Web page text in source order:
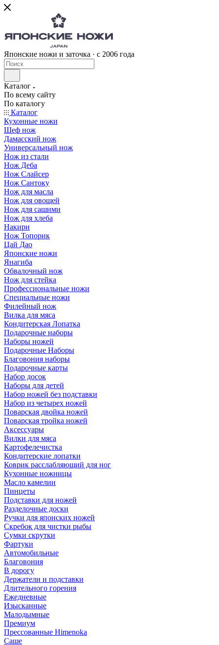
Японские ножи и заточка · с 2006 года
Каталог
По всему сайту
По каталогу
Каталог
Кухонные ножи
Шеф нож
Дамасский нож
Универсальный нож
Нож из стали
Нож Деба
Нож Слайсер
Нож Сантоку
Нож для масла
Нож для овощей
Нож для сашими
Нож для хлеба
Накири
Нож Топорик
Цай Дао
Японские ножи
Янагиба
Обвалочный нож
Нож для стейка
Профессиональные ножи
Специальные ножи
Филейный нож
Вилка для мяса
Кондитерская Лопатка
Подарочные наборы
Наборы ножей
Подарочные Наборы
Благовония наборы
Подарочные карты
Набор досок
Наборы для детей
Набор ножей без подставки
Набор из четырех ножей
Поварская двойка ножей
Поварская тройка ножей
Аксессуары
Вилки для мяса
Картофелечистка
Кондитерские лопатки
Коврик расслабляющий для ног
Кухонные ножницы
Масло камелии
Пинцеты
Подставки для ножей
Разделочные доски
Ручки для японских ножей
Скребок для чистки рыбы
Сумки скрутки
Фартуки
Автомобильные
Благовония
В дорогу
Держатели и подставки
Длительного горения
Ежедневные
Изысканные
Малодымные
Премиум
Прессованные Himenoka
Саше